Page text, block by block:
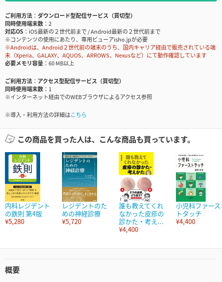
ご利用方法
ダウンロード型配信サービス（買切型）
同時使用端末数
2
対応OS
iOS最新の２世代前まで / Android最新の２世代前まで
※コンテンツの使用にあたり、専用ビューアisho.jpが必要
※Androidは、Android２世代前の端末のうち、国内キャリア経由で販売されている端
末（Xperia、GALAXY、AQUOS、ARROWS、Nexusなど）にて動作確認しています
必要メモリ容量
60 MB以上
ご利用方法
アクセス型配信サービス（買切型）
同時使用端末数
1
※インターネット経由でのWEBブラウザによるアクセス参照
※導入・利用方法の詳細はこちら
この商品を買った人は、こんな商品も買っています。
内科レジデント
の鉄則 第4版
¥5,280
レジデントのた
めの神経診療
¥5,720
誰も教えてくれ
なかった皮疹の
診かた・考え...
¥4,400
小児科ファース
トタッチ
¥4,400
概要